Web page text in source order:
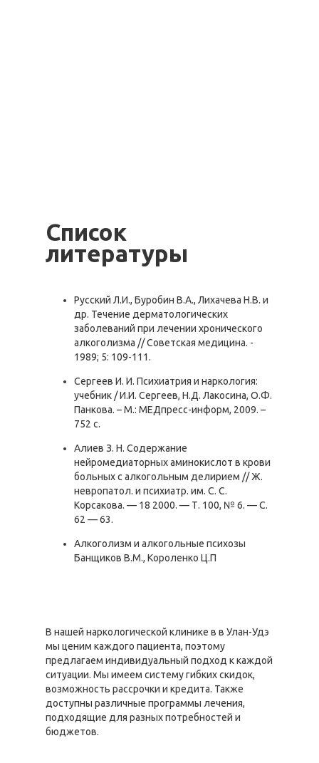
Список
литературы
Русский Л.И., Буробин В.А., Лихачева Н.В. и
др. Течение дерматологических
заболеваний при лечении хронического
алкоголизма // Советская медицина. -
1989; 5: 109-111.
Сергеев И. И. Психиатрия и наркология:
учебник / И.И. Сергеев, Н.Д. Лакосина, О.Ф.
Панкова. – М.: МЕДпресс-информ, 2009. –
752 с.
Алиев З. Н. Содержание
нейромедиаторных аминокислот в крови
больных с алкогольным делирием // Ж.
невропатол. и психиатр. им. С. С.
Корсакова. — 18 2000. — Т. 100, № 6. — С.
62 — 63.
Алкоголизм и алкогольные психозы
Банщиков В.М., Короленко Ц.П
В нашей наркологической клинике в в Улан-Удэ
мы ценим каждого пациента, поэтому
предлагаем индивидуальный подход к каждой
ситуации. Мы имеем систему гибких скидок,
возможность рассрочки и кредита. Также
доступны различные программы лечения,
подходящие для разных потребностей и
бюджетов.